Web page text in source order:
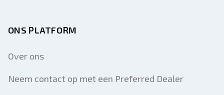
ONS PLATFORM
Over ons
Neem contact op met een Preferred Dealer